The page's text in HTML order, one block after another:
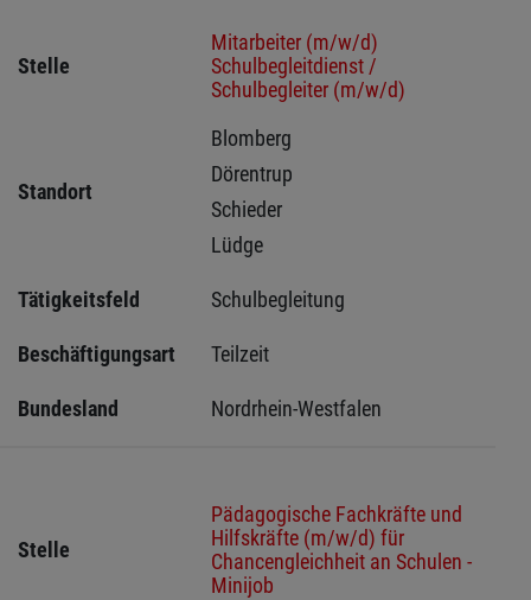
Stelle
Mitarbeiter (m/w/d)
Schulbegleitdienst /
Schulbegleiter (m/w/d)
Standort
Blomberg
Dörentrup
Schieder
Lüdge
Tätigkeitsfeld Schulbegleitung
Beschäftigungsart Teilzeit
Bundesland Nordrhein-Westfalen
Stelle
Pädagogische Fachkräfte und
Hilfskräfte (m/w/d) für
Chancengleichheit an Schulen -
Minijob